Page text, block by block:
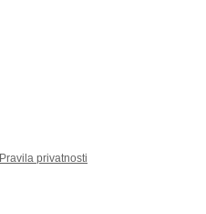
Pravila privatnosti